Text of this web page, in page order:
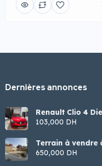
Dernières annonces
Renault Clio 4
Modèle 2016
103,000 DH
Terrain à vendre
– Malalienne
650,000 DH